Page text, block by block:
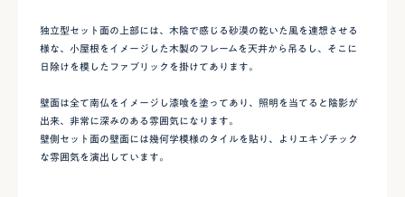
独立型セット面の上部には、木陰で感じる砂漠の乾いた風を連想させる
様な、小屋根をイメージした木製のフレームを天井から吊るし、そこに
日除けを模したファブリックを掛けてあります。
壁面は全て南仏をイメージし漆喰を塗ってあり、照明を当てると陰影が
出来、非常に深みのある雰囲気になります。
壁側セット面の壁面には幾何学模様のタイルを貼り、よりエキゾチック
な雰囲気を演出しています。